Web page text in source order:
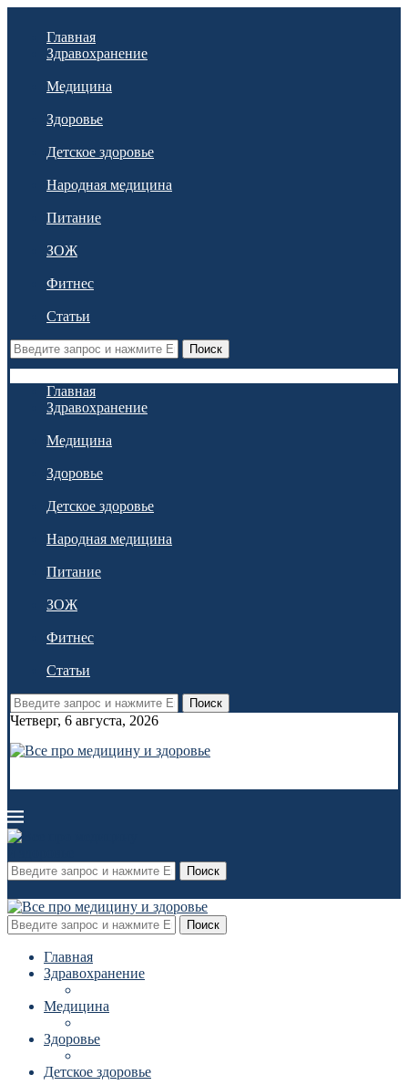
Главная
Здравохранение
Медицина
Здоровье
Детское здоровье
Народная медицина
Питание
ЗОЖ
Фитнес
Статьи
Поиск
Главная
Здравохранение
Медицина
Здоровье
Детское здоровье
Народная медицина
Питание
ЗОЖ
Фитнес
Статьи
Поиск
Четверг, 6 августа, 2026
Поиск
Поиск
Главная
Здравохранение
Медицина
Здоровье
Детское здоровье